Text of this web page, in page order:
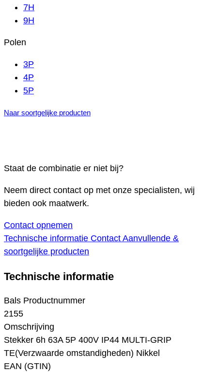
7H
9H
Polen
3P
4P
5P
Naar soortgelijke producten
Staat de combinatie er niet bij?
Neem direct contact op met onze specialisten, wij
bieden ook maatwerk.
Contact opnemen
Technische informatie Contact Aanvullende &
soortgelijke producten
Technische informatie
Bals Productnummer
2155
Omschrijving
Stekker 6h 63A 5P 400V IP44 MULTI-GRIP
TE(Verzwaarde omstandigheden) Nikkel
EAN (GTIN)